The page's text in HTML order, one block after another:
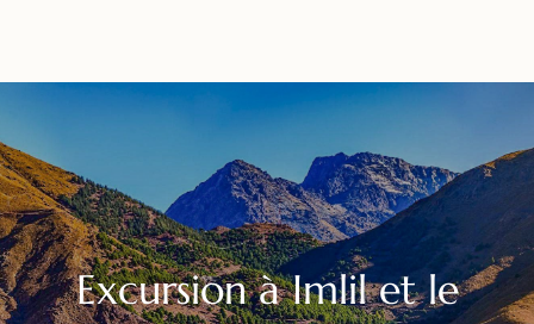
Excursion à Imlil et le